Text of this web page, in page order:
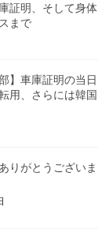
証明、そして身体
まで
】車庫証明の当日
用、さらには韓国
りがとうございま